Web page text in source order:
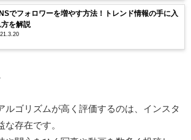
でフォロワーを増やす方法！トレンド情報の手に入
方を解説
ルゴリズムが高く評価するのは、インスタ
な存在です。